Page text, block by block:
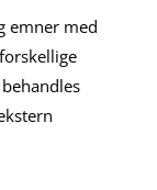
emner med